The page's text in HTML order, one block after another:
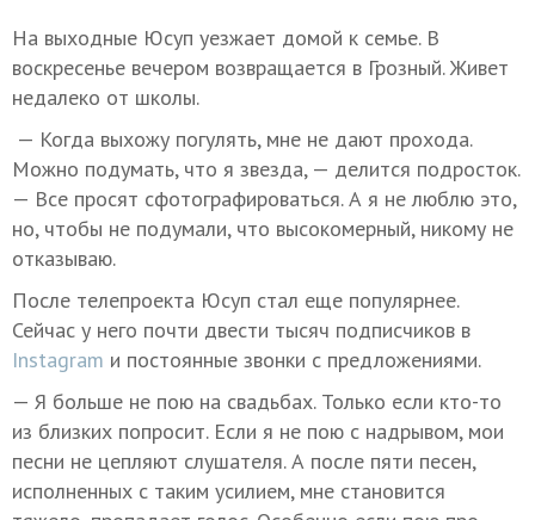
На выходные Юсуп уезжает домой к семье. В
воскресенье вечером возвращается в Грозный. Живет
недалеко от школы.
— Когда выхожу погулять, мне не дают прохода.
Можно подумать, что я звезда, — делится подросток.
— Все просят сфотографироваться. А я не люблю это,
но, чтобы не подумали, что высокомерный, никому не
отказываю.
После телепроекта Юсуп стал еще популярнее.
Сейчас у него почти двести тысяч подписчиков в
Instagram и постоянные звонки с предложениями.
— Я больше не пою на свадьбах. Только если кто-то
из близких попросит. Если я не пою с надрывом, мои
песни не цепляют слушателя. А после пяти песен,
исполненных с таким усилием, мне становится